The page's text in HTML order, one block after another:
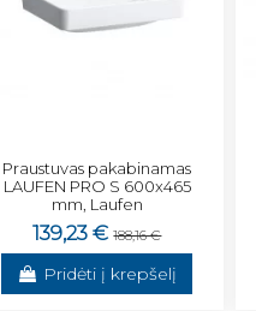
Praustuvas pakabinamas
LAUFEN PRO S 600x465
mm, Laufen
139,23 € 188,16 €
Pridėti į krepšelį